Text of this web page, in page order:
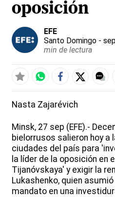
oposición
EFE
Santo Domingo -
min de lectura
Nasta Zajarévich
Minsk, 27 sep (EFE).-
bielorrusos salieron hoy a
ciudades del país para
la líder de la oposición en
Tijanóvskaya' y exigir la
Lukashenko, quien
mandato en una